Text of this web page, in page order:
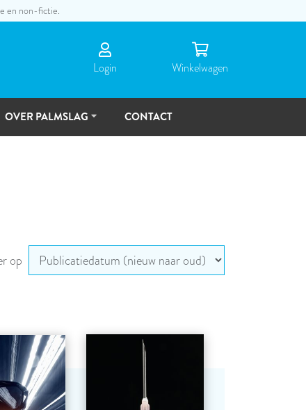
en non-fictie.
Login Winkel­wagen
OVER PALMSLAG CONTACT
op